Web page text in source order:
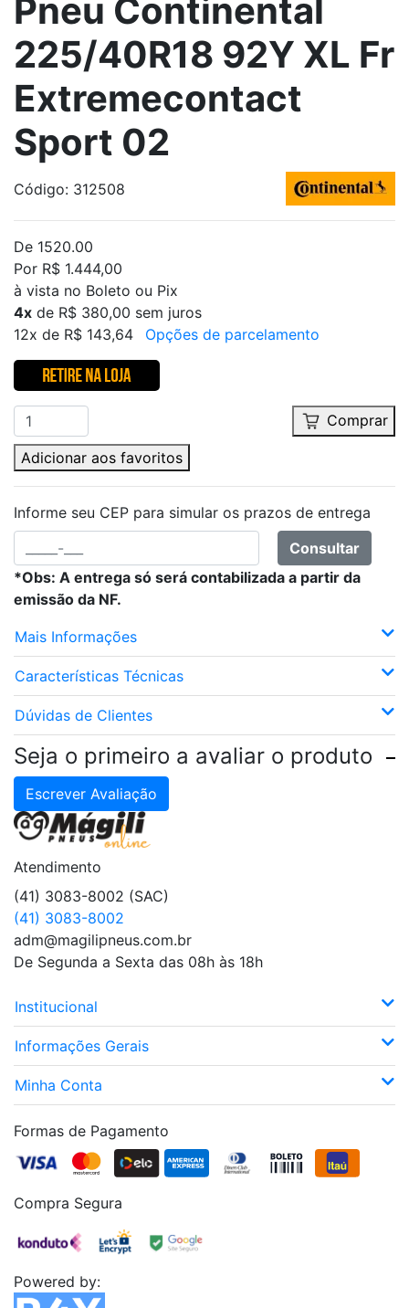
Pneu Continental
225/40R18 92Y XL Fr
Extremecontact
Sport 02
Código: 312508
De 1520.00
Por R$ 1.444,00
à vista no Boleto ou Pix
4x de R$ 380,00 sem juros
12x de R$ 143,64
Opções de parcelamento
Comprar
Adicionar aos favoritos
Informe seu CEP para simular os prazos de entrega
Consultar
*Obs: A entrega só será contabilizada a partir da
emissão da NF.
Mais Informações
Características Técnicas
Dúvidas de Clientes
Seja o primeiro a avaliar o produto
Escrever Avaliação
Atendimento
(41) 3083-8002 (SAC)
(41) 3083-8002
adm@magilipneus.com.br
De Segunda a Sexta das 08h às 18h
Institucional
Informações Gerais
Minha Conta
Formas de Pagamento
Compra Segura
Powered by: